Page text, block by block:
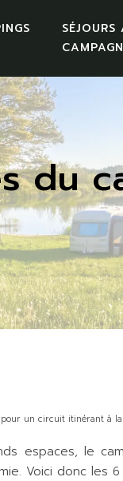
du
un circuit itinérant à
espaces, le
Voici donc les